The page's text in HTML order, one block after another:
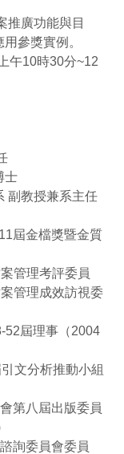
公開專區
台」公開資訊
推廣功能與目
參獎實例。
午10時30分~12
士
副教授兼系主任
屆金檔獎暨金質
管理考評委員
管理成效訪視委
52屆理事（2004
文分析推動小組
第八屆出版委員
詢委員會委員